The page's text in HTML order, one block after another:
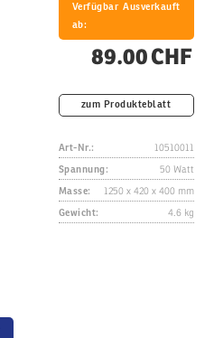
Verfügbar
ab:
Ausverkauft
89.00 CHF
zum Produkteblatt
Art-Nr.:
10510011
Spannung:
50 Watt
Masse:
1250 x 420 x 400 mm
Gewicht:
4.6 kg